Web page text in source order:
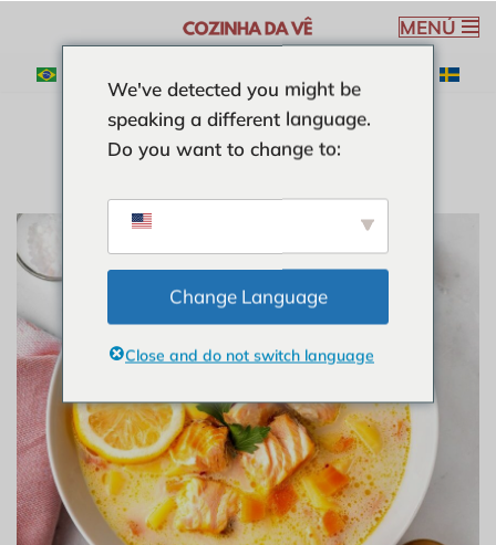
MENÚ
We've detected you might be
speaking a different language.
Do you want to change to:
Change Language
Close and do not switch language